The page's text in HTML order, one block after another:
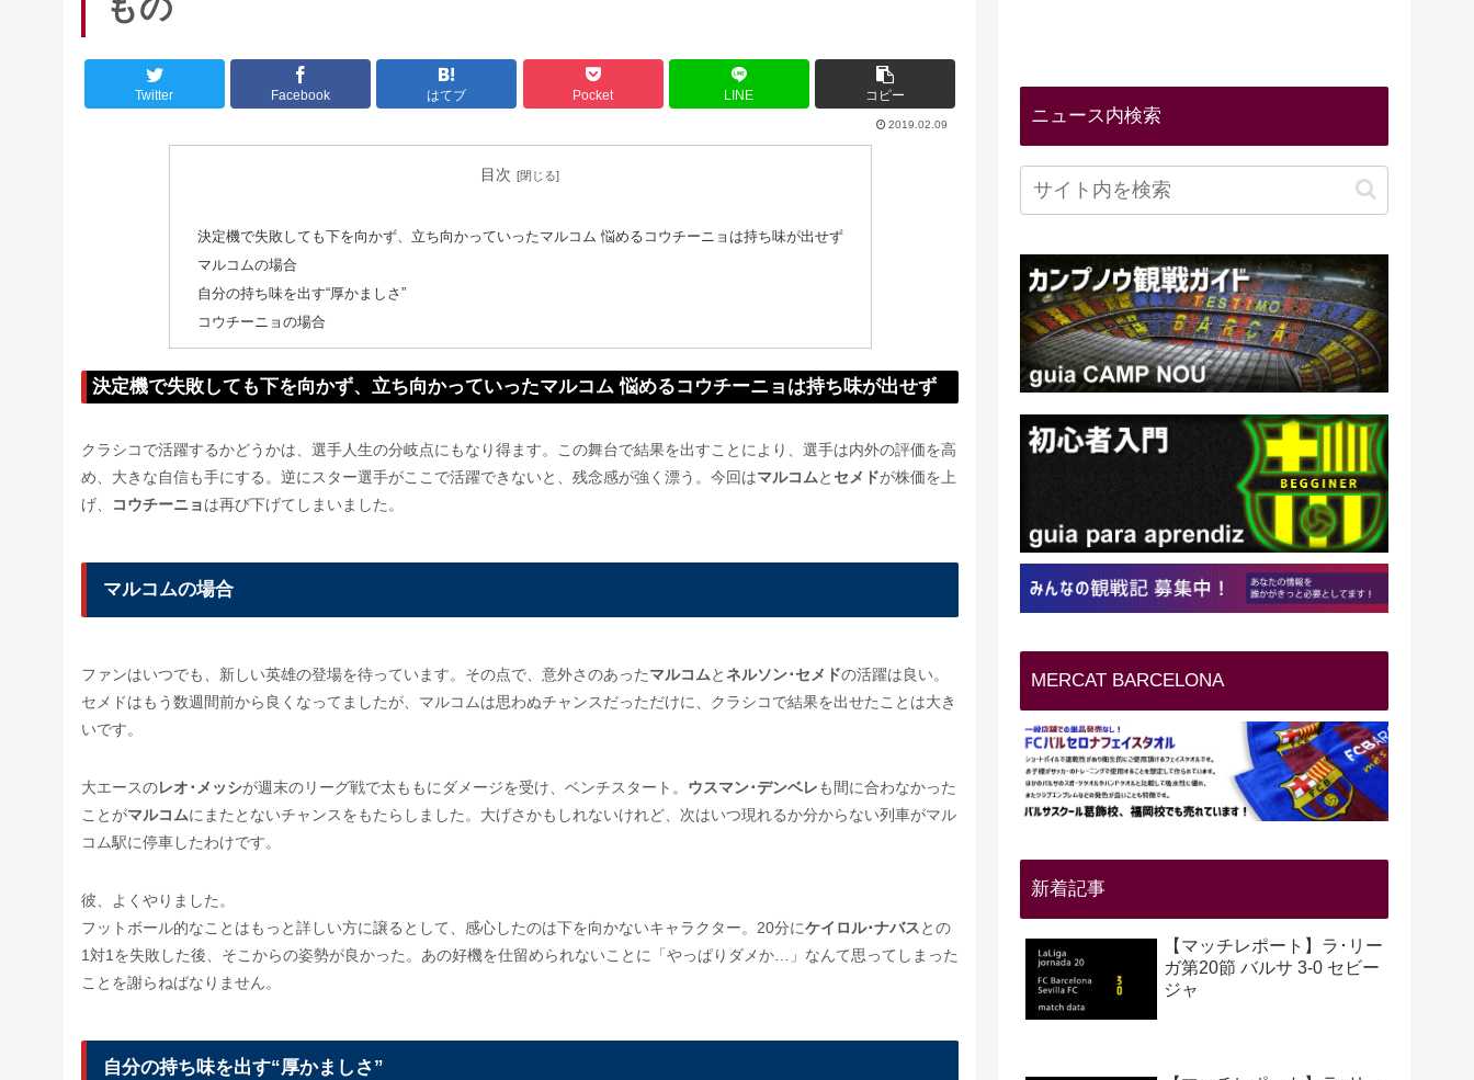
Twitter Facebook はてブ Pocket LINE コピー
2019.02.09
目次
決定機で失敗しても下を向かず、立ち向かっていったマルコム 悩めるコウチーニョは持ち味が出せず
マルコムの場合
自分の持ち味を出す“厚かましさ”
コウチーニョの場合
決定機で失敗しても下を向かず、立ち向かっていったマルコム 悩めるコウチーニョは持ち味が出せず
クラシコで活躍するかどうかは、選手人生の分岐点にもなり得ます。この舞台で結果を出すことにより、選手は内外の評価を高
め、大きな自信も手にする。逆にスター選手がここで活躍できないと、残念感が強く漂う。今回はマルコムと セメドが株価を上
げ、
コウチーニョは再び下げてしまいました。
マルコムの場合
ファンはいつでも、新しい英雄の登場を待っています。その点で、意外さのあったマルコムとネルソン･セメドの活躍は良い。
セメドはもう数週間前から良くなってましたが、マルコムは思わぬチャンスだっただけに、クラシコで結果を出せたことは大き
いです。
大エースのレオ･メッシが週末のリーグ戦で太ももにダメージを受け、ベンチスタート。 ウスマン･デンベレも間に合わなかった
ことがマルコムにまたとないチャンスをもたらしました。大げさかもしれないけれど、次はいつ現れるか分からない列車がマル
コム駅に停車したわけです。
彼、よくやりました。
フットボール的なことはもっと詳しい方に譲るとして、感心したのは下を向かないキャラクター。20分にケイロル･ナバスとの
1対1を失敗した後、そこからの姿勢が良かった。あの好機を仕留められないことに「やっぱりダメか…」なんて思ってしまった
ことを謝らねばなりません。
自分の持ち味を出す“厚かましさ”
ニュース内検索
MERCAT BARCELONA
新着記事
【マッチレポート】ラ･リー
ガ第20節 バルサ 3-0 セビー
ジャ